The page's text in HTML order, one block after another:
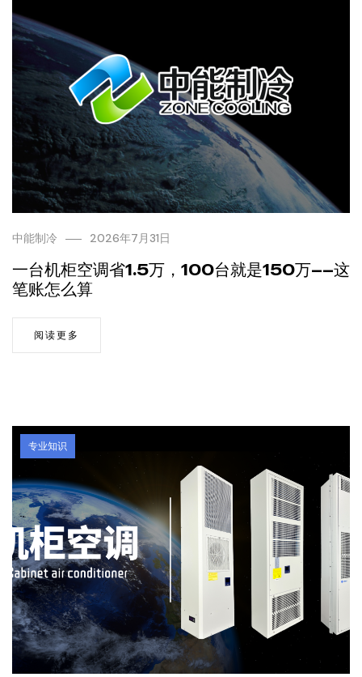
中能制冷 2026年7月31日
一台机柜空调省1.5万，100台就是150万——这
笔账怎么算
阅读更多
专业知识